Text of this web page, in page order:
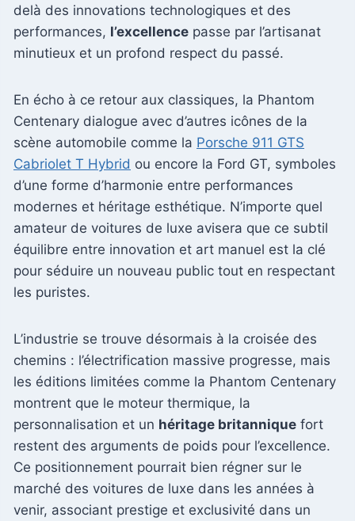
delà des innovations technologiques et des
performances, l’excellence passe par l’artisanat
minutieux et un profond respect du passé.
En écho à ce retour aux classiques, la Phantom
Centenary dialogue avec d’autres icônes de la
scène automobile comme la Porsche 911 GTS
Cabriolet T Hybrid ou encore la Ford GT, symboles
d’une forme d’harmonie entre performances
modernes et héritage esthétique. N’importe quel
amateur de voitures de luxe avisera que ce subtil
équilibre entre innovation et art manuel est la clé
pour séduire un nouveau public tout en respectant
les puristes.
L’industrie se trouve désormais à la croisée des
chemins : l’électrification massive progresse, mais
les éditions limitées comme la Phantom Centenary
montrent que le moteur thermique, la
personnalisation et un héritage britannique fort
restent des arguments de poids pour l’excellence.
Ce positionnement pourrait bien régner sur le
marché des voitures de luxe dans les années à
venir, associant prestige et exclusivité dans un